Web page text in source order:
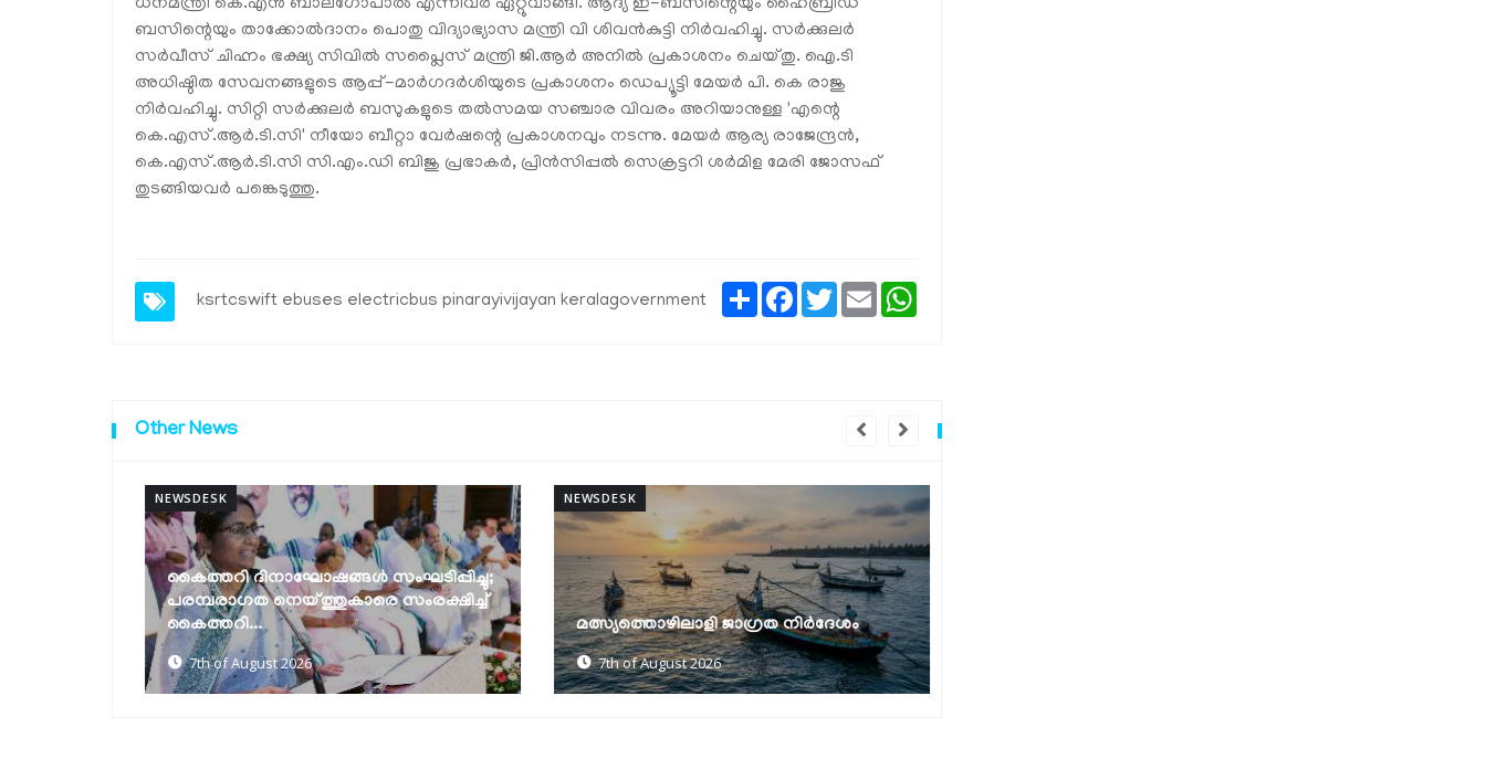
ബസിന്റെയും താക്കോൽദാനം പൊതു വിദ്യാഭ്യാസ മന്ത്രി വി ശിവൻകുട്ടി നിർവഹിച്ചു. സർക്കുലർ
സർവീസ് ചിഹ്നം ഭക്ഷ്യ സിവിൽ സപ്ലൈസ് മന്ത്രി ജി.ആർ അനിൽ പ്രകാശനം ചെയ്തു. ഐ.ടി
അധിഷ്ഠിത സേവനങ്ങളുടെ ആപ്പ്-മാർഗദർശിയുടെ പ്രകാശനം ഡെപ്യൂട്ടി മേയർ പി. കെ രാജു
നിർവഹിച്ചു. സിറ്റി സർക്കുലർ ബസുകളുടെ തൽസമയ സഞ്ചാര വിവരം അറിയാനുള്ള 'എന്റെ
കെ.എസ്.ആർ.ടി.സി' നീയോ ബീറ്റാ വേർഷന്റെ പ്രകാശനവും നടന്നു. മേയർ ആര്യ രാജേന്ദ്രൻ,
കെ.എസ്.ആർ.ടി.സി സി.എം.ഡി ബിജു പ്രഭാകർ, പ്രിൻസിപ്പൽ സെക്രട്ടറി ശർമിള മേരി ജോസഫ്
തുടങ്ങിയവർ പങ്കെടുത്തു.
ksrtcswift ebuses electricbus pinarayivijayan keralagovernment
ShareFacebook
TwitterEmail
Other News
NEWSDESK
കൈത്തറി ദിനാഘോഷങ്ങൾ സംഘടിപ്പിച്ചു;
പരമ്പരാഗത നെയ്ത്തുകാരെ സംരക്ഷിച്ച്
കൈത്തറി...
7th of August 2026
NEWSDESK
മത്സ്യത്തൊഴിലാളി ജാഗ്രത നിർദേശം
7th of August 2026